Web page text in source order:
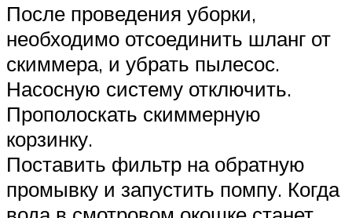
После проведения уборки,
необходимо отсоединить шланг от
скиммера, и убрать пылесос.
Насосную систему отключить.
Прополоскать скиммерную
корзинку.
Поставить фильтр на обратную
промывку и запустить помпу. Когда